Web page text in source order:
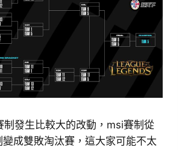
發生比較大的改動，msi賽制從
成雙敗淘汰賽，這大家可能不太